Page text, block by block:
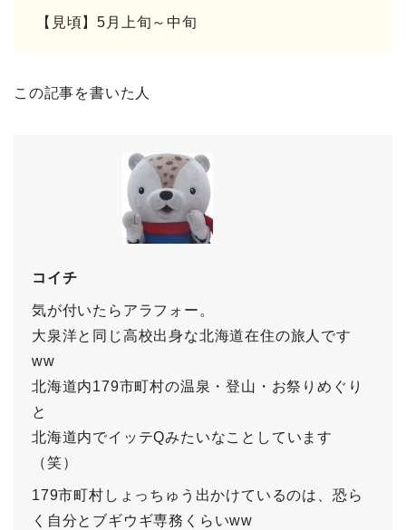
【見頃】5月上旬～中旬
この記事を書いた人
コイチ
気が付いたらアラフォー。
大泉洋と同じ高校出身な北海道在住の旅人です
ww
北海道内179市町村の温泉・登山・お祭りめぐり
と
北海道内でイッテQみたいなことしています
（笑）
179市町村しょっちゅう出かけているのは、恐ら
く自分とブギウギ専務くらいww